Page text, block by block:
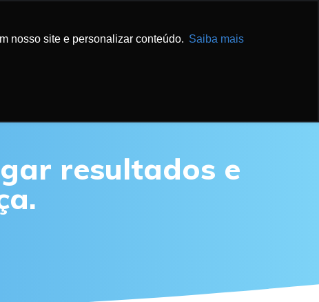
nosso site e personalizar conteúdo. Saiba mais
resultados e